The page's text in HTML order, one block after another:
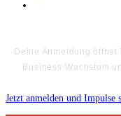
Deine Anmeldung
Business-Wachstum
Jetzt anmelden und Impulse